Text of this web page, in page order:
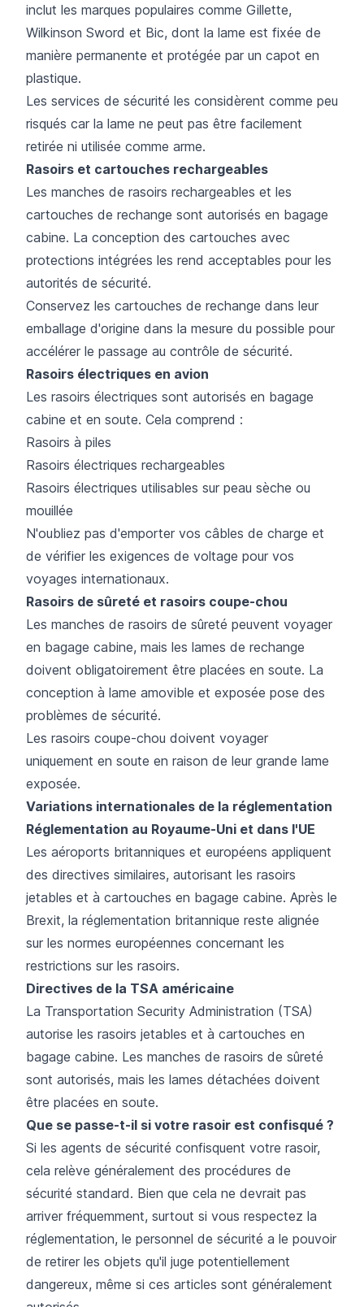
inclut les marques populaires comme Gillette,
Wilkinson Sword et Bic, dont la lame est fixée de
manière permanente et protégée par un capot en
plastique.
Les services de sécurité les considèrent comme peu
risqués car la lame ne peut pas être facilement
retirée ni utilisée comme arme.
Rasoirs et cartouches rechargeables
Les manches de rasoirs rechargeables et les
cartouches de rechange sont autorisés en bagage
cabine. La conception des cartouches avec
protections intégrées les rend acceptables pour les
autorités de sécurité.
Conservez les cartouches de rechange dans leur
emballage d'origine dans la mesure du possible pour
accélérer le passage au contrôle de sécurité.
Rasoirs électriques en avion
Les rasoirs électriques sont autorisés en bagage
cabine et en soute. Cela comprend :
Rasoirs à piles
Rasoirs électriques rechargeables
Rasoirs électriques utilisables sur peau sèche ou
mouillée
N'oubliez pas d'emporter vos câbles de charge et
de vérifier les exigences de voltage pour vos
voyages internationaux.
Rasoirs de sûreté et rasoirs coupe-chou
Les manches de rasoirs de sûreté peuvent voyager
en bagage cabine, mais les lames de rechange
doivent obligatoirement être placées en soute. La
conception à lame amovible et exposée pose des
problèmes de sécurité.
Les rasoirs coupe-chou doivent voyager
uniquement en soute en raison de leur grande lame
exposée.
Variations internationales de la réglementation
Réglementation au Royaume-Uni et dans l'UE
Les aéroports britanniques et européens appliquent
des directives similaires, autorisant les rasoirs
jetables et à cartouches en bagage cabine. Après le
Brexit, la réglementation britannique reste alignée
sur les normes européennes concernant les
restrictions sur les rasoirs.
Directives de la TSA américaine
La Transportation Security Administration (TSA)
autorise les rasoirs jetables et à cartouches en
bagage cabine. Les manches de rasoirs de sûreté
sont autorisés, mais les lames détachées doivent
être placées en soute.
Que se passe-t-il si votre rasoir est confisqué ?
Si les agents de sécurité confisquent votre rasoir,
cela relève généralement des procédures de
sécurité standard. Bien que cela ne devrait pas
arriver fréquemment, surtout si vous respectez la
réglementation, le personnel de sécurité a le pouvoir
de retirer les objets qu'il juge potentiellement
dangereux, même si ces articles sont généralement